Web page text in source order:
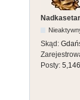
Skąd:
Posty: 5,146